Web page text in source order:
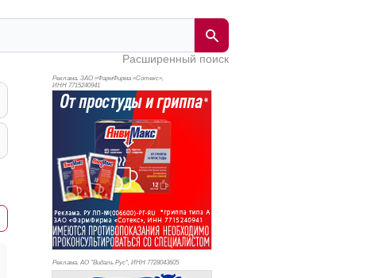
Расширенный поиск
Реклама. ЗАО «ФармФирма «Сотекс»,
ИНН 7715240941
Реклама. АО "Видаль Рус", ИНН 7728043605